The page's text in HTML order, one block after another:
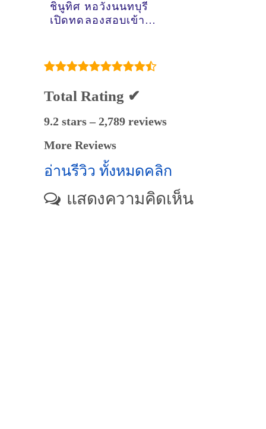
ชินูทิศ หอวังนนทบุรี
เปิดทดลองสอบเข้า
Total Rating ✔
9.2 stars – 2,789 reviews
More Reviews
อ่านรีวิว ทั้งหมดคลิก
แสดงความคิดเห็น